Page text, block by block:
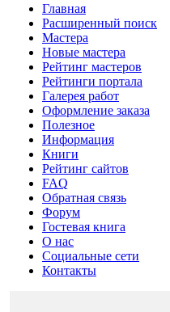
Главная
Расширенный поиск
Мастера
Новые мастера
Рейтинг мастеров
Рейтинги портала
Галерея работ
Оформление заказа
Полезное
Информация
Книги
Рейтинг сайтов
FAQ
Обратная связь
Форум
Гостевая книга
О нас
Социальные сети
Контакты